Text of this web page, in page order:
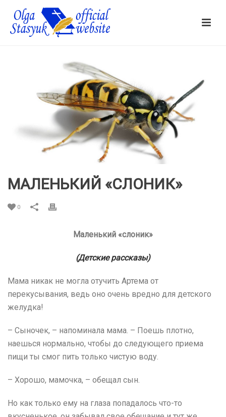
МАЛЕНЬКИЙ «СЛОНИК»
0
Маленький «слоник»
(Детские рассказы)
Мама никак не могла отучить Артема от
перекусывания, ведь оно очень вредно для детского
желудка!
– Сыночек, – напоминала мама. – Поешь плотно,
наешься нормально, чтобы до следующего приема
пищи ты смог пить только чистую воду.
– Хорошо, мамочка, – обещал сын.
Но как только ему на глаза попадалось что-то